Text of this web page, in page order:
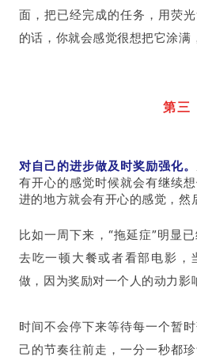
面，把已经完成的任务，用荧
的话，你就会感觉很想把它涂满
第三
对自己的进步做及时奖励强化。
有开心的感觉时候就会有继续
进的地方就会有开心的感觉，然
比如一周下来，“拖延症”明显
去吃一顿大餐或者看部电影，
做，因为奖励对一个人的动力影
时间不会停下来等待每一个暂
己的节奏往前走，一分一秒都